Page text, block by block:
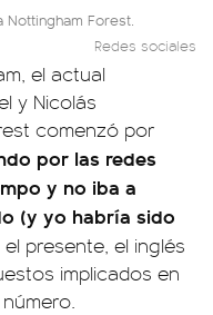
Forest.
Redes sociales
el actual
y Nicolás
comenzó por
por las redes
y no iba a
(y yo habría sido
el presente, el inglés
implicados en